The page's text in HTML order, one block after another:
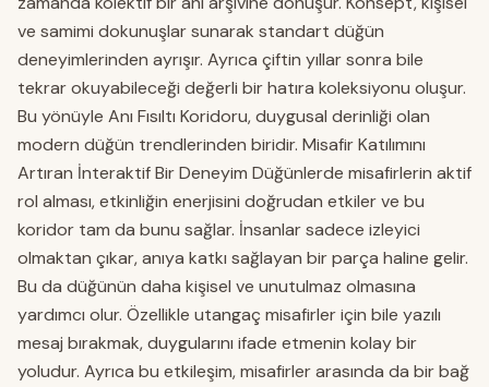
ve samimi dokunuşlar sunarak standart düğün
deneyimlerinden ayrışır. Ayrıca çiftin yıllar sonra bile
tekrar okuyabileceği değerli bir hatıra koleksiyonu oluşur.
Bu yönüyle Anı Fısıltı Koridoru, duygusal derinliği olan
modern düğün trendlerinden biridir. Misafir Katılımını
Artıran İnteraktif Bir Deneyim Düğünlerde misafirlerin aktif
rol alması, etkinliğin enerjisini doğrudan etkiler ve bu
koridor tam da bunu sağlar. İnsanlar sadece izleyici
olmaktan çıkar, anıya katkı sağlayan bir parça haline gelir.
Bu da düğünün daha kişisel ve unutulmaz olmasına
yardımcı olur. Özellikle utangaç misafirler için bile yazılı
mesaj bırakmak, duygularını ifade etmenin kolay bir
yoludur. Ayrıca bu etkileşim, misafirler arasında da bir bağ